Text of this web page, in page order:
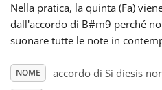
Deutsch
Nella pratica, la quinta (Fa)
dall'accordo di B#m9 perché
suonare tutte le note in
NOME accordo di Si diesis